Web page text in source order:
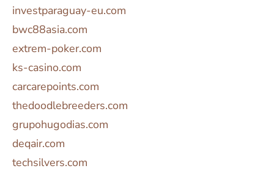
investparaguay-eu.com
bwc88asia.com
extrem-poker.com
ks-casino.com
carcarepoints.com
thedoodlebreeders.com
grupohugodias.com
deqair.com
techsilvers.com